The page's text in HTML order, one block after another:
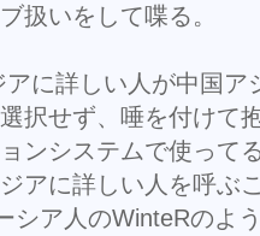
扱いをして喋る。
に詳しい人が中国ア
択せず、唾を付けて
ンシステムで使って
アに詳しい人を呼ぶ
シア人のWinteRのよ